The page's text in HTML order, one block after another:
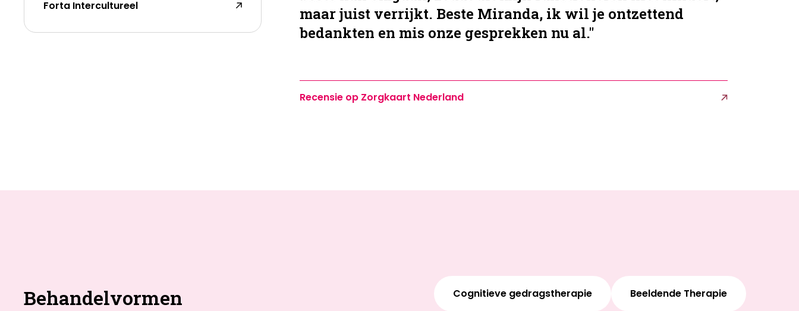
Forta Intercultureel
maar juist verrijkt. Beste Miranda, ik wil je ontzettend
bedankten en mis onze gesprekken nu al."
Recensie op Zorgkaart Nederland
Behandelvormen Cognitieve gedragstherapie Beeldende Therapie